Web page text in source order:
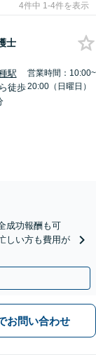
4件中 1-4件を表示
士
駅
徒歩
営業時間：10:00~
20:00（日曜日）
成功報酬も可
しい方も費用が
お問い合わせ